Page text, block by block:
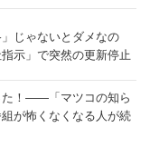
じゃないとダメなの
示」で突然の更新停止
た！――「マツコの知ら
が怖くなくなる人が続